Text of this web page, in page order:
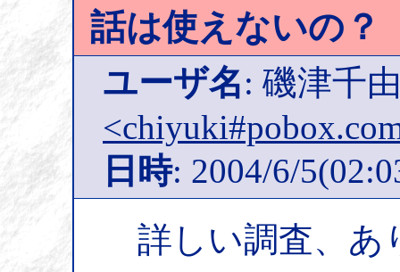
話は使えないの？
ユーザ名: 磯津千
日時: 2004/6/
詳しい調査、あ